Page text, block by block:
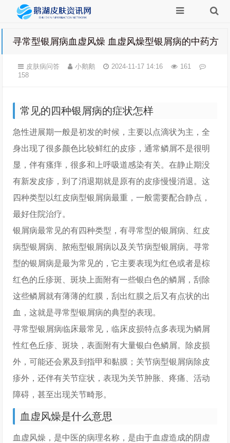
寻常型银屑病血虚风燥 血虚风燥型银屑病的中药方
皮肤病问答 小鹅鹅 2024-11-17 14:16
161
158
常见的四种银屑病的症状怎样
急性进展期一般是初发的时候，主要以点滴状为主，全
身出现了很多颜色比较鲜红的皮疹，通常鳞屑不是很明
显，伴有瘙痒，很多和上呼吸道感染有关。在静止期没
有新发皮疹，到了消退期就是原有的皮疹慢慢消退。这
四种类型以红皮病型银屑病最重，一般需要配合静点，
最好住院治疗。
银屑病最常见的有四种类型，有寻常型的银屑病、红皮
病型银屑病、脓疱型银屑病以及关节病型银屑病。寻常
型的银屑病是最为常见的，它主要表现为红色或者是棕
红色的丘疹斑、斑块上面附有一些银白色的鳞屑，刮除
这些鳞屑就有薄薄的红膜，刮出红膜之后又有点状的出
血，这就是寻常型银屑病的典型的表现。
寻常型银屑病临床最常见，临床皮损特点多表现为鳞屑
性红色丘疹、斑块，表面附有大量银白色鳞屑。除皮损
外，可能还会累及到指甲和黏膜；关节病型银屑病除皮
疹外，还伴有关节症状，表现为关节肿胀、疼痛、活动
障碍，甚至出现关节畸形。
血虚风燥是什么意思
血虚风燥，是中医的病理名称，是由于血虚造成的阴虚